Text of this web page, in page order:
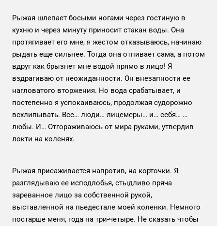
Рыжая шлепает босыми ногами через гостиную в
кухню и через минуту приносит стакан воды. Она
протягивает его мне, я жестом отказываюсь, начинаю
рыдать еще сильнее. Тогда она отпивает сама, а потом
вдруг как брызнет мне водой прямо в лицо! Я
вздрагиваю от неожиданности. Он внезапности ее
нагловатого вторжения. Но вода срабатывает, и
постепенно я успокаиваюсь, продолжая судорожно
всхлипывать. Все… люди… лицемеры… и… себя… …
любы. И… Отгораживаюсь от мира руками, утвердив
локти на коленях.
Рыжая присаживается напротив, на корточки. Я
разглядываю ее исподлобья, стыдливо пряча
зареванное лицо за собственной рукой,
выставленной на пьедестале моей коленки. Немного
постарше меня, года на три-четыре. Не сказать чтобы